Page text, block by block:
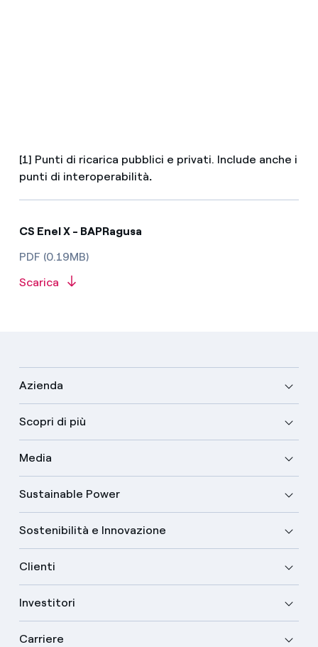
[1] Punti di ricarica pubblici e privati. Include anche i
punti di interoperabilità.
CS Enel X - BAPRagusa
PDF (0.19MB)
Scarica
Azienda
Scopri di più
Media
Sustainable Power
Sostenibilità e Innovazione
Clienti
Investitori
Carriere